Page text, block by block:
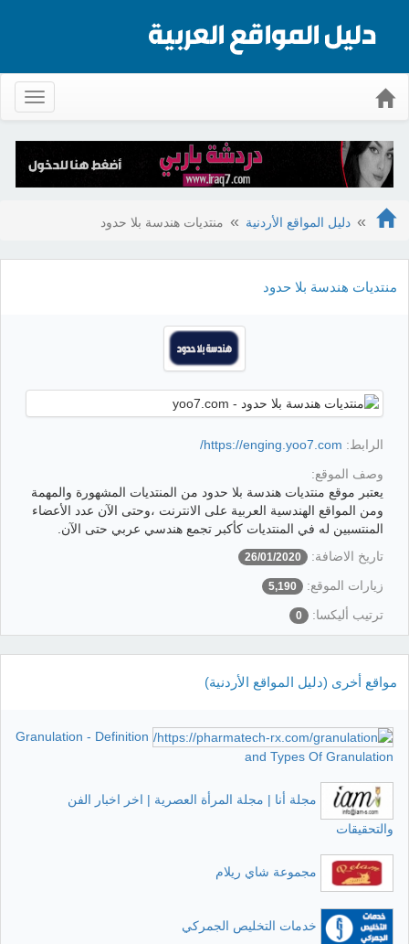
دليل المواقع الأردنية منتديات هندسة بلا حدود
منتديات هندسة بلا حدود
الرابط: https://enging.yoo7.com/
وصف الموقع:
يعتبر موقع منتديات هندسة بلا حدود من المنتديات المشهورة والمهمة
ومن المواقع الهندسية العربية على الانترنت ،وحتى الآن عدد الأعضاء
المنتسبين له في المنتديات كأكبر تجمع هندسي عربي حتى الآن.
تاريخ الاضافة:
26/01/2020
زيارات الموقع: 5,190
ترتيب أليكسا: 0
مواقع أخرى (دليل المواقع الأردنية)
Granulation - Definition
and Types Of Granulation
مجلة أنا | مجلة المرأة العصرية | اخر اخبار الفن
والتحقيقات
مجموعة شاي ريلام
خدمات التخليص الجمركي